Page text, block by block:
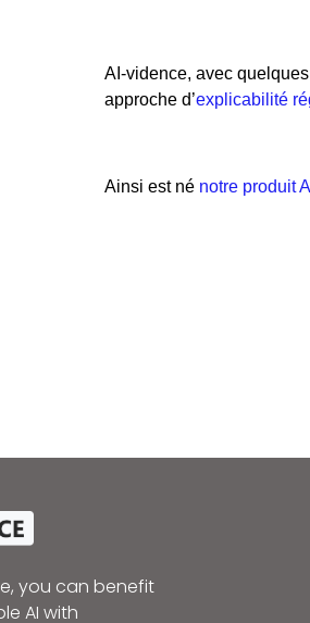
AI-vidence, avec
approche d’explicabilité
Ainsi est né notre produit
you can benefit
AI with